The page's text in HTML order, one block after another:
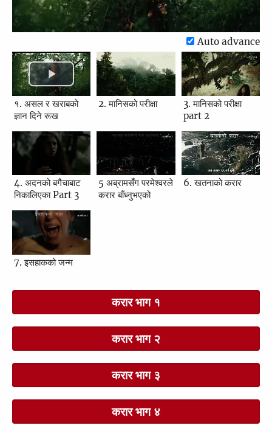
Video
Auto advance
१. असल र खराबको
ज्ञान दिने रूख
2. मानिसको परीक्षा
3. मानिसको परीक्षा
part 2
4. अदनको बगैचाबाट
निकालिएका Part 3
5 अब्रामसँग परमेश्‍वरले
करार बाँध्‍नुभएको
6. खतनाको करार
7. इसहाकको जन्म
करार भाग १
करार भाग २
करार भाग ३
करार भाग ४